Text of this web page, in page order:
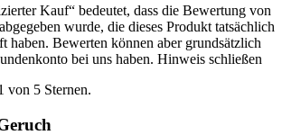
Kauf“ bedeutet, dass die Bewertung von
wurde, die dieses Produkt tatsächlich
haben. Bewerten können aber grundsätzlich
bei uns haben. Hinweis schließen
von 5 Sternen.